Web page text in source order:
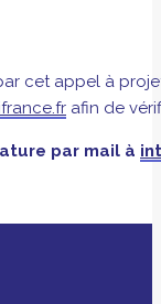
cet appel à
afin de
par mail à